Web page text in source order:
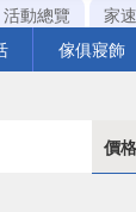
活動總覽 家
傢俱寢飾
價